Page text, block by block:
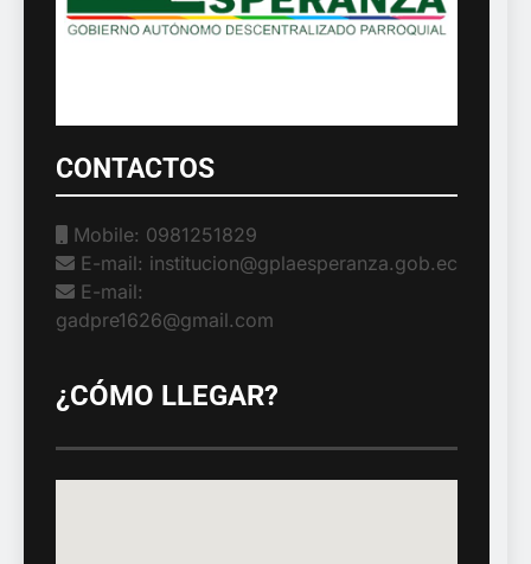
CONTACTOS
Mobile: 0981251829
E-mail: institucion@gplaesperanza.gob.ec
E-mail:
gadpre1626@gmail.com
¿CÓMO LLEGAR?